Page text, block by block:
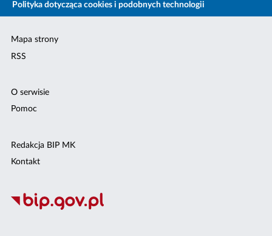
Polityka dotycząca cookies i podobnych technologii
Mapa strony
RSS
O serwisie
Pomoc
Redakcja BIP MK
Kontakt